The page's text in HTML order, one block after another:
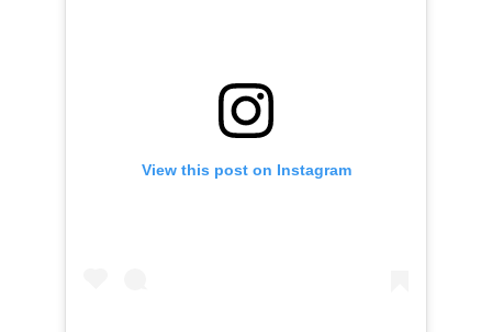
View this post on Instagram